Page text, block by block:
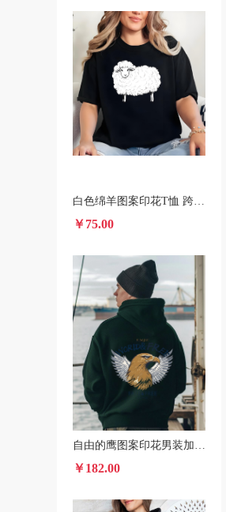
白色绵羊图案印花T恤 跨境POD春夏短袖圆领休闲上衣 男女款
￥75.00
自由的鹰图案印花男装加绒连帽衫 美国本土发货秋冬款卫衣
￥182.00